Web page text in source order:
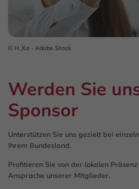
© H_Ko - Adobe Stock
Werden Sie
Sponsor
Unterstützen Sie uns gezielt bei
Ihrem Bundesland.
Profitieren Sie von der lokalen
Ansprache unserer Mitglieder.